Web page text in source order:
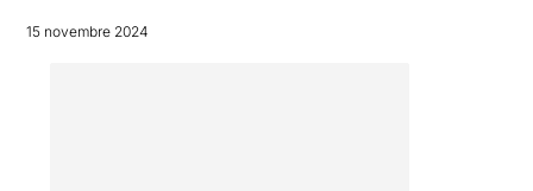
15 novembre 2024